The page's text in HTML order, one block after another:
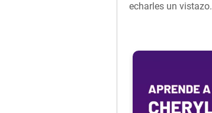
echarles un vistazo.